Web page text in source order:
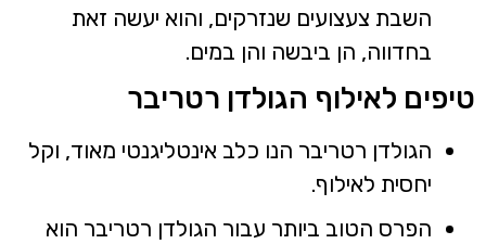
השבת צעצועים שנזרקים, והוא יעשה זאת
בחדווה, הן ביבשה והן במים.
לאילוף הגולדן רטריבר
הגולדן רטריבר הנו כלב אינטליגנטי מאוד, וקל
יחסית לאילוף.
הפרס הטוב ביותר עבור הגולדן רטריבר הוא